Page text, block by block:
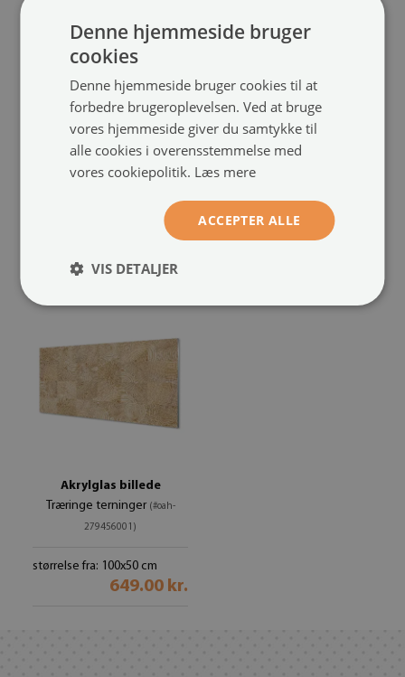
Akrylglas foto
Mur af mursten
649.00 kr.
Akryl billede
størrelse fra: 100x50 cm
649.00 kr.
Akrylglas billede
Træringe terninger (#oah-
279456001)
størrelse fra: 100x50 cm
649.00 kr.
Denne hjemmeside bruger
cookies
Denne hjemmeside bruger cookies til at
forbedre brugeroplevelsen. Ved at bruge
vores hjemmeside giver du samtykke til
alle cookies i overensstemmelse med
vores cookiepolitik. Læs mere
ACCEPTER ALLE
VIS DETALJER